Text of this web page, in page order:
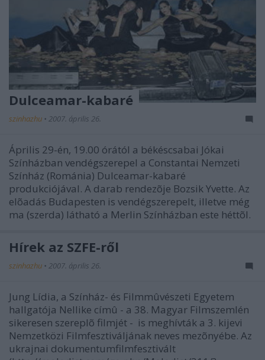
Dulceamar-kabaré
szinhazhu • 2007. április 26.
Április 29-én, 19.00 órától a békéscsabai Jókai
Színházban vendégszerepel a Constantai Nemzeti
Színház (Románia) Dulceamar-kabaré
produkciójával. A darab rendezõje Bozsik Yvette. Az
elõadás Budapesten is vendégszerepelt, illetve még
ma (szerda) látható a Merlin Színházban este héttõl.
Hírek az SZFE-ről
szinhazhu • 2007. április 26.
Jung Lídia, a Színház- és Filmmûvészeti Egyetem
hallgatója Nellike címû - a 38. Magyar Filmszemlén
sikeresen szereplõ filmjét - is meghívták a 3. kijevi
Nemzetközi Filmfesztiváljának neves mezõnyébe. Az
ukrajnai dokumentumfilmfesztivált